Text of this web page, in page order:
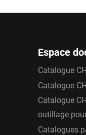
Espace
Catalogue
Catalogue
Catalogue
outillage
Catalogues